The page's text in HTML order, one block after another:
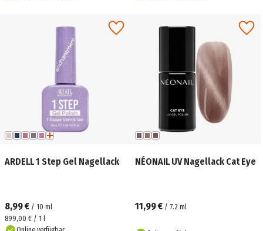
ARDELL 1 Step Gel Nagellack
8,99 € / 10 ml
899,00 € / 1 l
NÉONAIL UV Nagellack Cat Eye
11,99 € / 7.2 ml